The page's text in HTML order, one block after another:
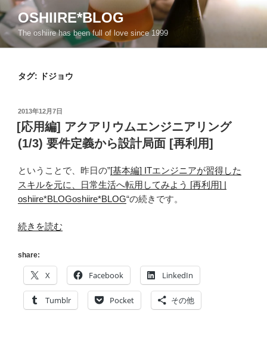
ン
テ
ン
OSHIIRE*BLOG
The oshiire has been full of love since 1999
タグ: ドジョウ
投
稿
日:
2013年12月7日
[応用編] アクアリウムエンジニアリング
(1/3) 要件定義から設計局面 [再利用]
ということで、昨日の”[基本編] ITエンジニアが習得した
スキルを元に、日常生活へ転用してみよう [再利用] |
oshiire*BLOGoshiire*BLOG“の続きです。
“[応
編]
ア
ク
リ
続きを読む
share:
X Facebook LinkedIn
Tumblr Pocket その他